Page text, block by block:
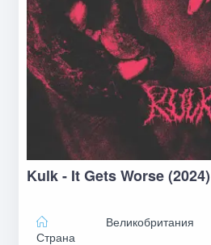
Kulk - It Gets Worse (2024)
Страна
Великобритания